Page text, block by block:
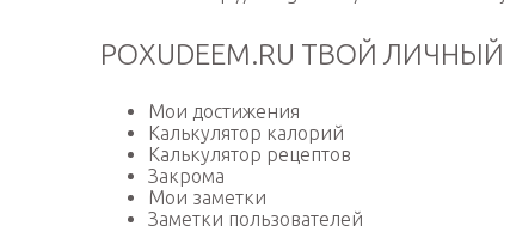
POXUDEEM.RU ТВОЙ
Мои достижения
Калькулятор калорий
Калькулятор рецептов
Закрома
Мои заметки
Заметки пользователей